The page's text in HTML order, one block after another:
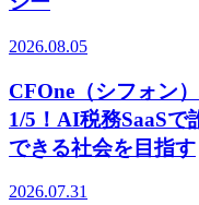
2026.08.05
CFOne（シフォン
1/5！AI税務SaaSで
できる社会を目指す
2026.07.31